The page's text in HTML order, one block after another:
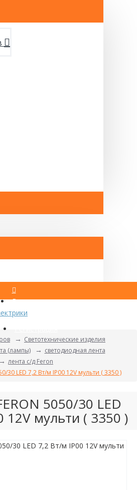
Вход
Светотехнические изделия
(лампы)
светодиодная лента
лента с/д Feron
30 LED 7,2 Вт/м IP00 12V мульти ( 3350 )
5050/30 LED
12V мульти ( 3350 )